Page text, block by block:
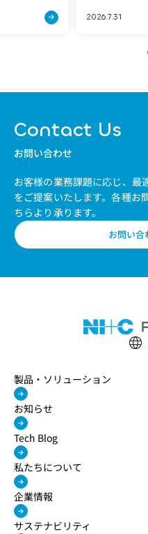
2026.7.31
Contact Us
お問い合わせ
お客様の業務課題に応じ、最
をご提案いたします。各種お
ちらより承ります。
お問い合
製品・ソリューション
お知らせ
Tech Blog
私たちについて
企業情報
サステナビリティ